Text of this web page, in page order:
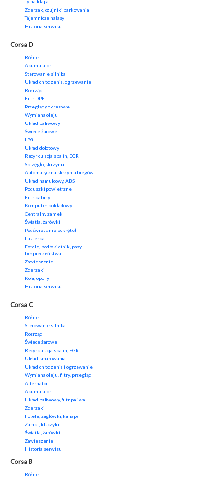
Tylna klapa
Zderzak, czujniki parkowania
Tajemnicze hałasy
Historia serwisu
Corsa D
Różne
Akumulator
Sterowanie silnika
Układ chłodzenia, ogrzewanie
Rozrząd
Filtr DPF
Przeglądy okresowe
Wymiana oleju
Układ paliwowy
Świece żarowe
LPG
Układ dolotowy
Recyrkulacja spalin, EGR
Sprzęgło, skrzynia
Automatyczna skrzynia biegów
Układ hamulcowy, ABS
Poduszki powietrzne
Filtr kabiny
Komputer pokładowy
Centralny zamek
Światła, żarówki
Podświetlanie pokręteł
Lusterka
Fotele, podłokietnik, pasy
bezpieczeństwa
Zawieszenie
Zderzaki
Koła, opony
Historia serwisu
Corsa C
Różne
Sterowanie silnika
Rozrząd
Świece żarowe
Recyrkulacja spalin, EGR
Układ smarowania
Układ chłodzenia i ogrzewanie
Wymiana oleju, filtry, przegląd
Alternator
Akumulator
Układ paliwowy, filtr paliwa
Zderzaki
Fotele, zagłówki, kanapa
Zamki, kluczyki
Światła, żarówki
Zawieszenie
Historia serwisu
Corsa B
Różne